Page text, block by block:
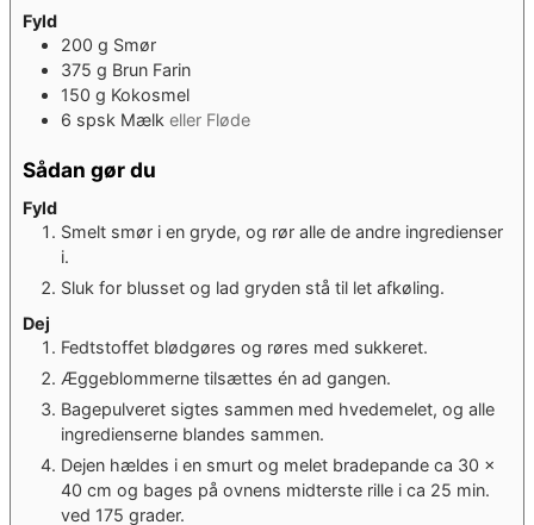
Fyld
200 g Smør
375 g Brun Farin
150 g Kokosmel
6 spsk Mælk eller Fløde
Sådan gør du
Fyld
Smelt smør i en gryde, og rør alle de andre ingredienser
i.
Sluk for blusset og lad gryden stå til let afkøling.
Dej
Fedtstoffet blødgøres og røres med sukkeret.
Æggeblommerne tilsættes én ad gangen.
Bagepulveret sigtes sammen med hvedemelet, og alle
ingredienserne blandes sammen.
Dejen hældes i en smurt og melet bradepande ca 30 x
40 cm og bages på ovnens midterste rille i ca 25 min.
ved 175 grader.